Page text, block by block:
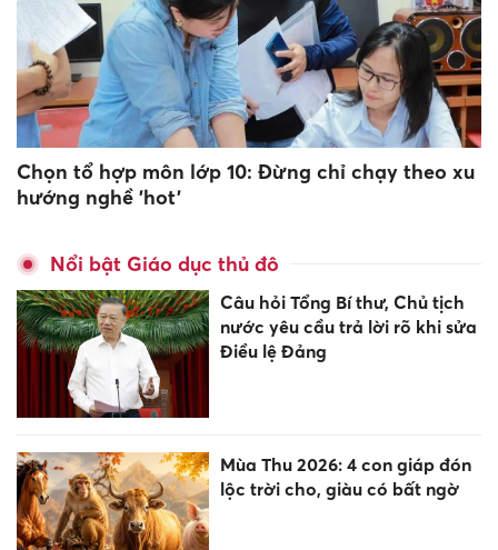
Chọn tổ hợp môn lớp 10: Đừng chỉ chạy theo xu
hướng nghề 'hot'
Nổi bật Giáo dục thủ đô
Câu hỏi Tổng Bí thư, Chủ tịch
nước yêu cầu trả lời rõ khi sửa
Điều lệ Đảng
Mùa Thu 2026: 4 con giáp đón
lộc trời cho, giàu có bất ngờ